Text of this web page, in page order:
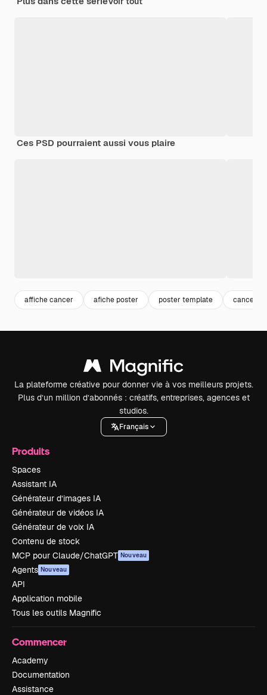
Ces PSD pourraient aussi vous plaire
affiche cancer afiche poster poster template cancer
La plateforme créative pour donner vie à vos meilleurs projets.
Plus d’un million d’abonnés : créatifs, entreprises, agences et
studios.
Français
Produits
Spaces
Assistant IA
Générateur d’images IA
Générateur de vidéos IA
Générateur de voix IA
Contenu de stock
MCP pour Claude/ChatGPT Nouveau
Agents Nouveau
API
Application mobile
Tous les outils Magnific
Commencer
Academy
Documentation
Assistance